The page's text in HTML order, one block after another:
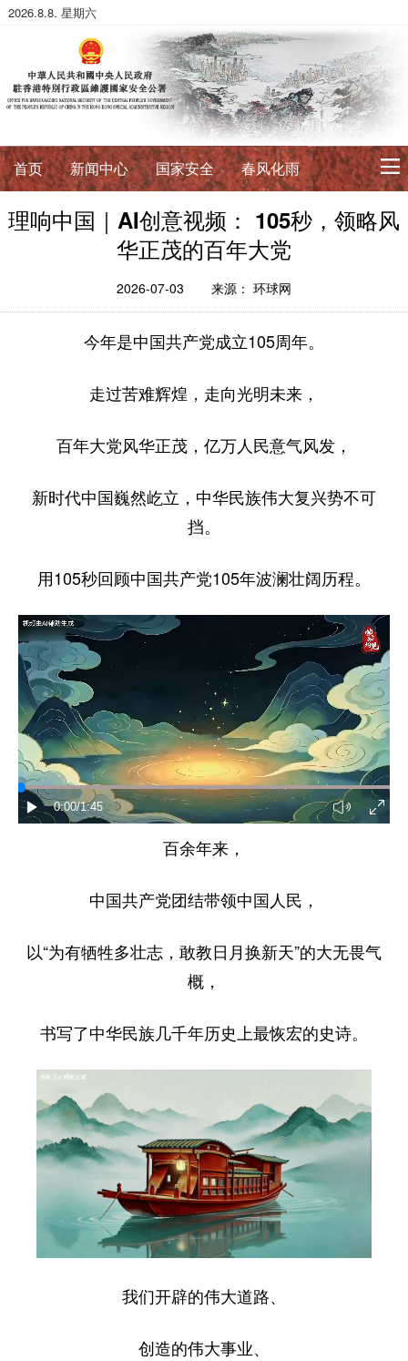
2026.8.8. 星期六
首页 新闻中心 国家安全 春风化雨
初心使命
公署简介 署长寄语
法治典范
法政论丛 法治进行时
法律数据库
家国在怀
理响中国｜AI创意视频： 105秒，领略风
华正茂的百年大党
2026-07-03 来源： 环球网
今年是中国共产党成立105周年。
走过苦难辉煌，走向光明未来，
百年大党风华正茂，亿万人民意气风发，
新时代中国巍然屹立，中华民族伟大复兴势不可
挡。
用105秒回顾中国共产党105年波澜壮阔历程。
0:00/1:45
百余年来，
中国共产党团结带领中国人民，
以“为有牺牲多壮志，敢教日月换新天”的大无畏气
概，
书写了中华民族几千年历史上最恢宏的史诗。
我们开辟的伟大道路、
创造的伟大事业、